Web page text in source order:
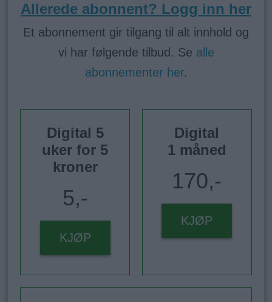
Allerede abonnent? Logg inn her
Et abonnement gir tilgang til alt innhold og
vi har følgende tilbud. Se alle
abonnementer her.
Digital 5
uker for 5
kroner
5,-
KJØP
Digital
1 måned
170,-
KJØP